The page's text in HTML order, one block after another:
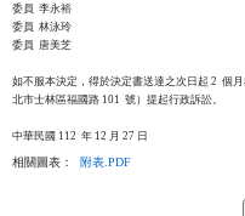
委員  李永裕
委員  林泳玲
委員  唐美芝
如不服本決定，得於決定書送達之次日起 2  個
北市士林區福國路 101  號）提起行政訴訟。
相關圖表： 附表.PDF